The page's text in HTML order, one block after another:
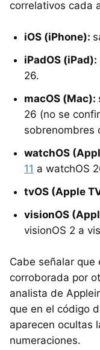
correlativos cada
iOS (iPhone):
iPadOS (iPad):
26.
macOS (Mac):
26 (no se
sobrenombres
watchOS
11 a watchOS
tvOS (Apple
visionOS
visionOS 2 a
Cabe señalar
corroborada por
analista de
que en el código
aparecen ocultas
numeraciones.